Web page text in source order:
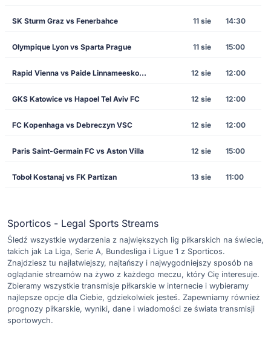
SK Sturm Graz vs Fenerbahce 11 sie 14:30
Olympique Lyon vs Sparta Prague 11 sie 15:00
Rapid Vienna vs Paide Linnameeskond 12 sie 12:00
GKS Katowice vs Hapoel Tel Aviv FC 12 sie 12:00
FC Kopenhaga vs Debreczyn VSC 12 sie 12:00
Paris Saint-Germain FC vs Aston Villa 12 sie 15:00
Toboł Kostanaj vs FK Partizan 13 sie 11:00
Sporticos - Legal Sports Streams
Śledź wszystkie wydarzenia z największych lig piłkarskich na świecie,
takich jak La Liga, Serie A, Bundesliga i Ligue 1 z Sporticos.
Znajdziesz tu najłatwiejszy, najtańszy i najwygodniejszy sposób na
oglądanie streamów na żywo z każdego meczu, który Cię interesuje.
Zbieramy wszystkie transmisje piłkarskie w internecie i wybieramy
najlepsze opcje dla Ciebie, gdziekolwiek jesteś. Zapewniamy również
prognozy piłkarskie, wyniki, dane i wiadomości ze świata transmisji
sportowych.